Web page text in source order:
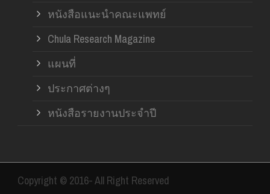
หนังสือแนะนำคณะแพทย์
Chula Research Magazine
แผนที่
ประกาศต่างๆ
หนังสือรายงานประจำปี
Copyright © 2016- All Right Reserved